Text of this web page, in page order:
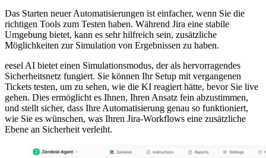
Das Starten neuer Automatisierungen ist einfacher, wenn Sie die
richtigen Tools zum Testen haben. Während Jira eine stabile
Umgebung bietet, kann es sehr hilfreich sein, zusätzliche
Möglichkeiten zur Simulation von Ergebnissen zu haben.
eesel AI bietet einen Simulationsmodus, der als hervorragendes
Sicherheitsnetz fungiert. Sie können Ihr Setup mit vergangenen
Tickets testen, um zu sehen, wie die KI reagiert hätte, bevor Sie live
gehen. Dies ermöglicht es Ihnen, Ihren Ansatz fein abzustimmen,
und stellt sicher, dass Ihre Automatisierung genau so funktioniert,
wie Sie es wünschen, was Ihren Jira-Workflows eine zusätzliche
Ebene an Sicherheit verleiht.